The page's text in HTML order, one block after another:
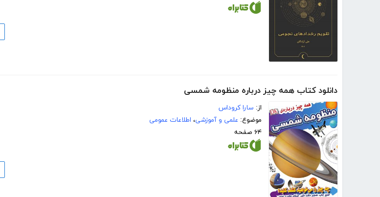
دانلود کتاب همه چیز درباره منظومه شمسی
از: سارا کروداس
موضوع: علمی و آموزشی، اطلاعات عمومی
۶۴ صفحه